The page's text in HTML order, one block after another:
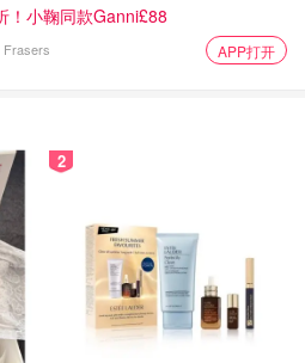
！小鞠同款Ganni£88
Frasers APP打开
2